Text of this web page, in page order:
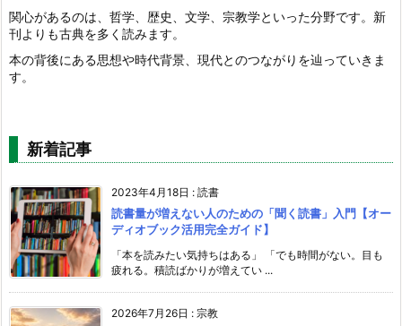
関心があるのは、哲学、歴史、文学、宗教学といった分野です。新
刊よりも古典を多く読みます。
本の背後にある思想や時代背景、現代とのつながりを辿っていきま
す。
新着記事
2023年4月18日 : 読書
読書量が増えない人のための「聞く読書」入門【オー
ディオブック活用完全ガイド】
「本を読みたい気持ちはある」 「でも時間がない。目も
疲れる。積読ばかりが増えてい ...
2026年7月26日 : 宗教